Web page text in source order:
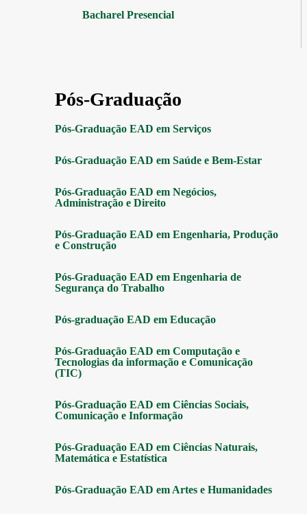
Bacharel Presencial
Pós-Graduação
Pós-Graduação EAD em Serviços
Pós-Graduação EAD em Saúde e Bem-Estar
Pós-Graduação EAD em Negócios,
Administração e Direito
Pós-Graduação EAD em Engenharia, Produção
e Construção
Pós-Graduação EAD em Engenharia de
Segurança do Trabalho
Pós-graduação EAD em Educação
Pós-Graduação EAD em Computação e
Tecnologias da informação e Comunicação
(TIC)
Pós-Graduação EAD em Ciências Sociais,
Comunicação e Informação
Pós-Graduação EAD em Ciências Naturais,
Matemática e Estatística
Pós-Graduação EAD em Artes e Humanidades